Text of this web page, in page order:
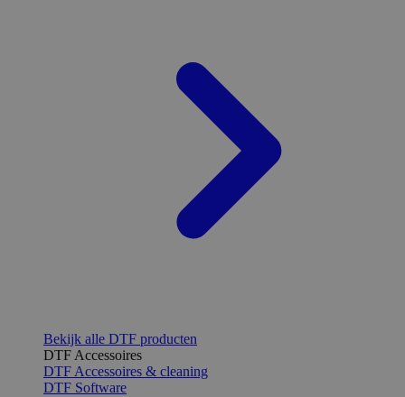
Bekijk alle DTF producten
DTF Accessoires
DTF Accessoires & cleaning
DTF Software